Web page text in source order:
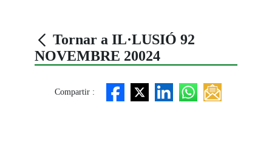
Tornar a IL·LUSIÓ 92
NOVEMBRE 20024
Compartir :